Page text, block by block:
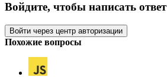
Войдите, чтобы написать ответ
Войти через центр авторизации
Похожие вопросы